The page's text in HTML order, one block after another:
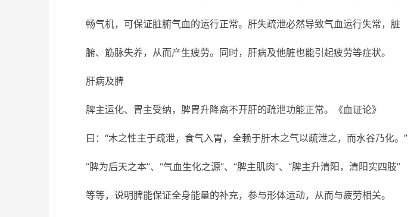
畅气机，可保证脏腑气血的运行正常。肝失疏泄必然导致气血运行失常，脏
腑、筋脉失养，从而产生疲劳。同时，肝病及他脏也能引起疲劳等症状。
肝病及脾
脾主运化、胃主受纳，脾胃升降离不开肝的疏泄功能正常。《血证论》
曰：“木之性主于疏泄，食气入胃，全赖于肝木之气以疏泄之，而水谷乃化。”
“脾为后天之本”、“气血生化之源”、“脾主肌肉”、“脾主升清阳，清阳实四肢”
等等，说明脾能保证全身能量的补充，参与形体运动，从而与疲劳相关。